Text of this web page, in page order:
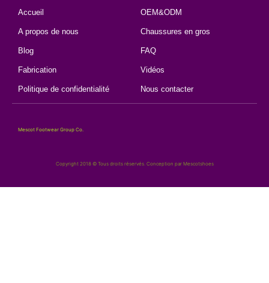
Accueil
A propos de nous
Blog
Fabrication
Politique de confidentialité
OEM&ODM
Chaussures en gros
FAQ
Vidéos
Nous contacter
Mescot Footwear Group Co.
Copyright 2018 © Tous droits réservés. Conception par Mescotshoes